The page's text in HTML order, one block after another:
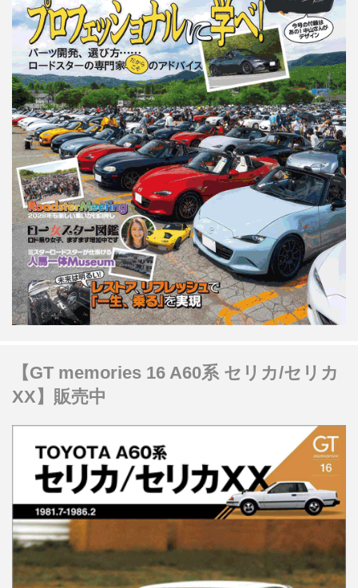
【GT memories 16 A60系 セリカ/セリカ
XX】販売中